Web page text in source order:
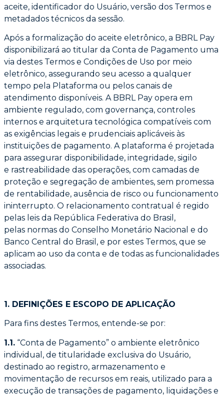
aceite, identificador do Usuário, versão dos Termos e
metadados técnicos da sessão.
Após a formalização do aceite eletrônico, a BBRL Pay
disponibilizará ao titular da Conta de Pagamento uma
via destes Termos e Condições de Uso por meio
eletrônico, assegurando seu acesso a qualquer
tempo pela Plataforma ou pelos canais de
atendimento disponíveis. A BBRL Pay opera em
ambiente regulado, com governança, controles
internos e arquitetura tecnológica compatíveis com
as exigências legais e prudenciais aplicáveis às
instituições de pagamento. A plataforma é projetada
para assegurar disponibilidade, integridade, sigilo
e rastreabilidade das operações, com camadas de
proteção e segregação de ambientes, sem promessa
de rentabilidade, ausência de risco ou funcionamento
ininterrupto. O relacionamento contratual é regido
pelas leis da República Federativa do Brasil,
pelas normas do Conselho Monetário Nacional e do
Banco Central do Brasil, e por estes Termos, que se
aplicam ao uso da conta e de todas as funcionalidades
associadas.
1. DEFINIÇÕES E ESCOPO DE APLICAÇÃO
Para fins destes Termos, entende-se por:
1.1. “Conta de Pagamento” o ambiente eletrônico
individual, de titularidade exclusiva do Usuário,
destinado ao registro, armazenamento e
movimentação de recursos em reais, utilizado para a
execução de transações de pagamento, liquidações e